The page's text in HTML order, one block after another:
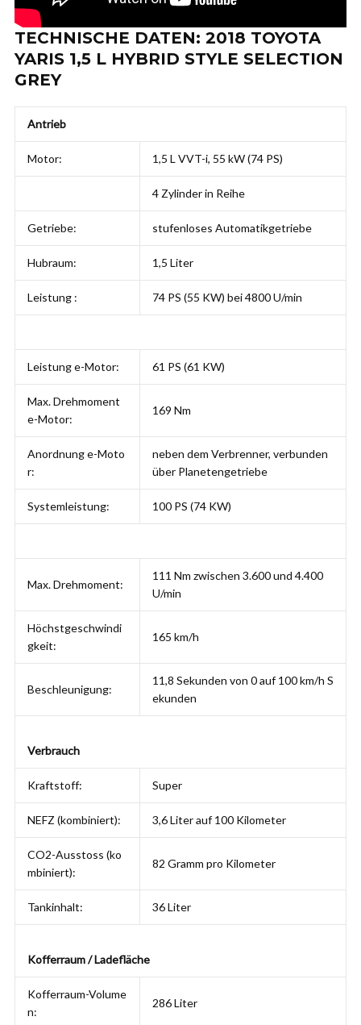
TECHNISCHE DATEN: 2018 TOYOTA
YARIS 1,5 L HYBRID STYLE SELECTION
GREY
Antrieb
Motor: 1,5 L VVT-i, 55 kW (74 PS)
4 Zylinder in Reihe
Getriebe: stufenloses Automatikgetriebe
Hubraum: 1,5 Liter
Leistung : 74 PS (55 KW) bei 4800 U/min
Leistung e-Motor: 61 PS (61 KW)
Max. Drehmoment
e-Motor:
169 Nm
Anordnung e-Moto
r:
neben dem Verbrenner, verbunden
über Planetengetriebe
Systemleistung: 100 PS (74 KW)
Max. Drehmoment:
111 Nm zwischen 3.600 und 4.400
U/min
Höchstgeschwindi
gkeit:
165 km/h
Beschleunigung:
11,8 Sekunden von 0 auf 100 km/h S
ekunden
Verbrauch
Kraftstoff: Super
NEFZ (kombiniert): 3,6 Liter auf 100 Kilometer
CO2-Ausstoss (ko
mbiniert):
82 Gramm pro Kilometer
Tankinhalt: 36 Liter
Kofferraum / Ladefläche
Kofferraum-Volume
n:
286 Liter